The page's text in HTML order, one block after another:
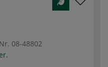
08-48802